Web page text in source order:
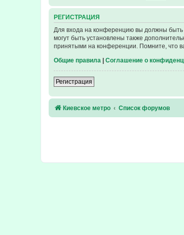
РЕГИСТРАЦИЯ
Для входа на конференцию вы должны быть
могут быть установлены также
принятыми на конференции. Помните, что
Общие правила Соглашение о
Регистрация
Киевское метро Список форумов